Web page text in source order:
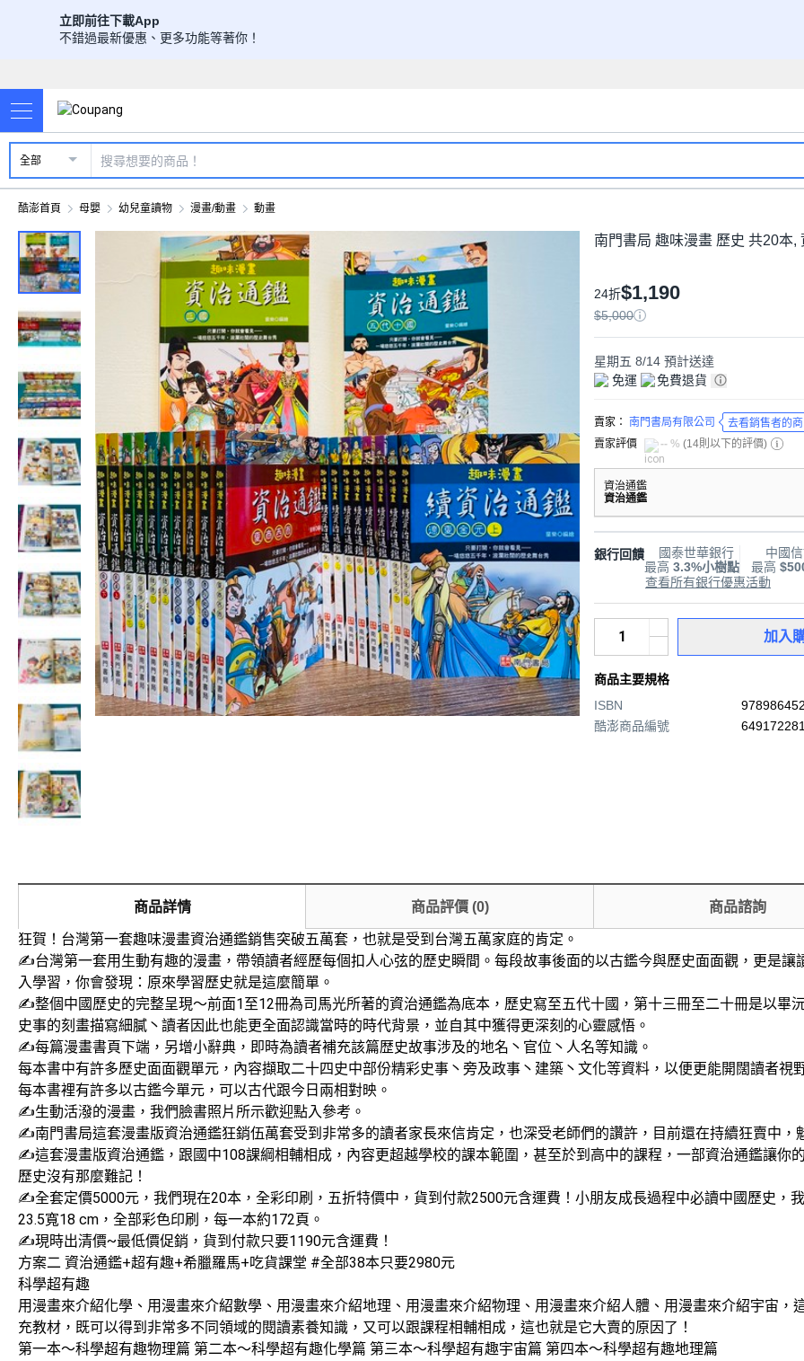
立即前往下載App
不錯過最新優惠、更多功能等著你！
全部
酷澎首頁 母嬰 幼兒童讀物 漫畫/動畫 動畫
南門書局 趣味漫畫 歷史 共20本,
24折$1,190
$5,000
星期五 8/14 預計送達
免運
免費退貨
賣家： 南門書局有限公司
去看銷售者的
賣家評價
-- % (14則以下的評價)
資治通鑑
資治通鑑
銀行回饋
國泰世華銀行
最高 3.3%小樹點
中國
最高
查看所有銀行優惠活動
加入
商品主要規格
ISBN
酷澎商品編號
商品詳情 商品評價(0) 商品諮詢
狂賀！台灣第一套趣味漫畫資治通鑑銷售突破五萬套，也就是受到台灣五萬家庭的肯定。
✍️台灣第一套用生動有趣的漫畫，帶領讀者經歷每個扣人心弦的歷史瞬間。每段故事後面的以古鑑今與歷史面面觀，更是
入學習，你會發現：原來學習歷史就是這麼簡單。
✍️整個中國歷史的完整呈現～前面1至12冊為司馬光所著的資治通鑑為底本，歷史寫至五代十國，第十三冊至二十冊是以畢
史事的刻畫描寫細膩丶讀者因此也能更全面認識當時的時代背景，並自其中獲得更深刻的心靈感悟。
✍️每篇漫畫書頁下端，另增小辭典，即時為讀者補充該篇歴史故事涉及的地名丶官位丶人名等知識。
每本書中有許多歷史面面觀單元，內容擷取二十四史中部份精彩史事丶旁及政事丶建築丶文化等資料，以便更能開闊讀者視
每本書裡有許多以古鑑今單元，可以古代跟今日兩相對映。
✍️生動活潑的漫畫，我們臉書照片所示歡迎點入參考。
✍️南門書局這套漫畫版資治通鑑狂銷伍萬套受到非常多的讀者家長來信肯定，也深受老師們的讚許，目前還在持續狂賣中，
✍️這套漫畫版資治通鑑，跟國中108課綱相輔相成，內容更超越學校的課本範圍，甚至於到高中的課程，一部資治通鑑讓你
歷史沒有那麼難記！
✍️全套定價5000元，我們現在20本，全彩印刷，五折特價中，貨到付款2500元含運費！小朋友成長過程中必讀中國歷史，
23.5寬18 cm，全部彩色印刷，每一本約172頁。
✍️現時出清價~最低價促銷，貨到付款只要1190元含運費！
方案二 資治通鑑+超有趣+希臘羅馬+吃貨課堂 #全部38本只要2980元
科學超有趣
用漫畫來介紹化學、用漫畫來介紹數學、用漫畫來介紹地理、用漫畫來介紹物理、用漫畫來介紹人體、用漫畫來介紹宇宙
充教材，既可以得到非常多不同領域的閱讀素養知識，又可以跟課程相輔相成，這也就是它大賣的原因了！
第一本～科學超有趣物理篇 第二本～科學超有趣化學篇 第三本～科學超有趣宇宙篇 第四本～科學超有趣地理篇